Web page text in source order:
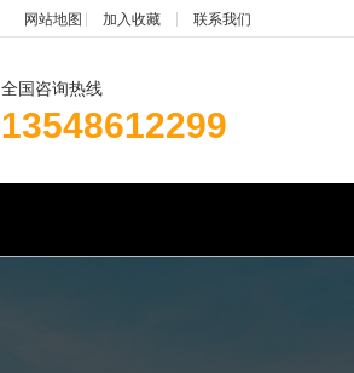
网站地图 加入收藏 联系我们
全国咨询热线
13548612299